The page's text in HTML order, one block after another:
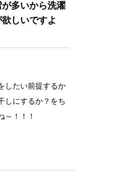
多いから洗濯
しいですよ
したい前提するか
しにするか？をち
～！！！